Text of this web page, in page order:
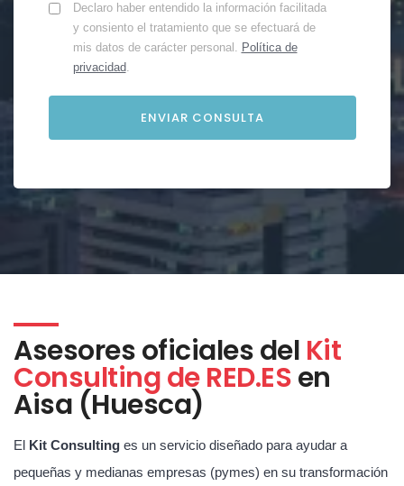
Declaro haber entendido la información facilitada
y consiento el tratamiento que se efectuará de
mis datos de carácter personal. Política de
privacidad.
Asesores oficiales del Kit
Consulting de RED.ESen
Aisa (Huesca)
El Kit Consulting es un servicio diseñado para ayudar a
pequeñas y medianas empresas (pymes) en su transformación